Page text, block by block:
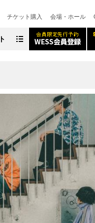
チケット購入
会場・ホール